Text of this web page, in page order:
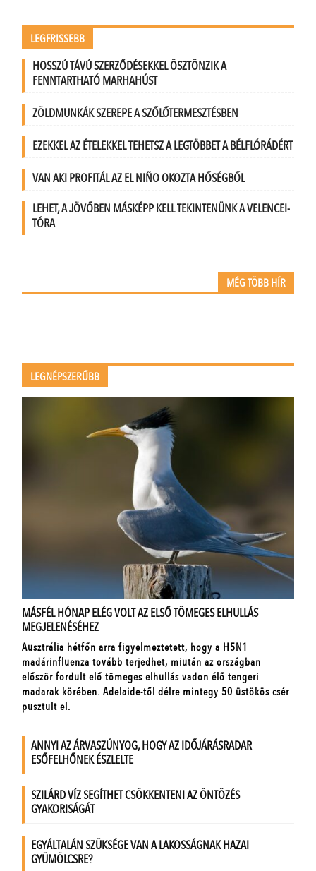
LEGFRISSEBB
HOSSZÚ TÁVÚ SZERZŐDÉSEKKEL ÖSZTÖNZIK A
FENNTARTHATÓ MARHAHÚST
ZÖLDMUNKÁK SZEREPE A SZŐLŐTERMESZTÉSBEN
EZEKKEL AZ ÉTELEKKEL TEHETSZ A LEGTÖBBET A BÉLFLÓRÁDÉRT
VAN AKI PROFITÁL AZ EL NIÑO OKOZTA HŐSÉGBŐL
LEHET, A JÖVŐBEN MÁSKÉPP KELL TEKINTENÜNK A VELENCEI-
TÓRA
MÉG TÖBB HÍR
LEGNÉPSZERŰBB